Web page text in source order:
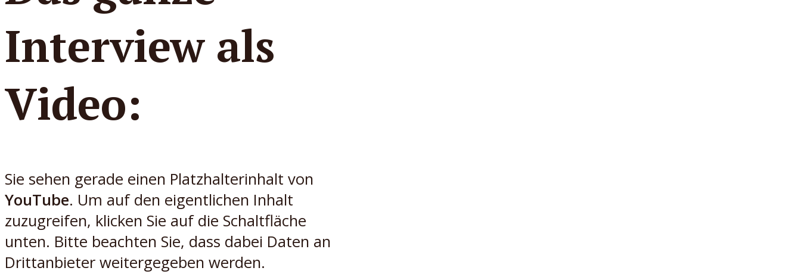
Interview als
Video:
Sie sehen gerade einen Platzhalterinhalt von
YouTube. Um auf den eigentlichen Inhalt
zuzugreifen, klicken Sie auf die Schaltfläche
unten. Bitte beachten Sie, dass dabei Daten an
Drittanbieter weitergegeben werden.